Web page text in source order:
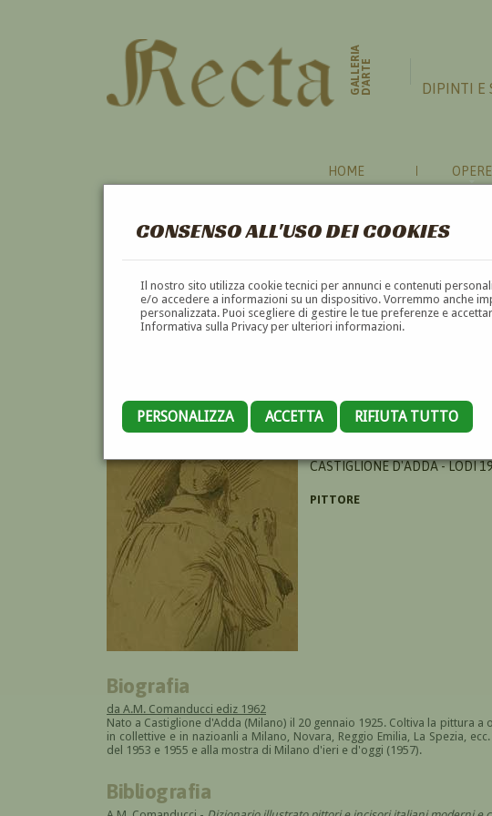
CONSENSO ALL'USO DEI COOKIES
Il nostro sito utilizza cookie tecnici per annunci e contenuti
e/o accedere a informazioni su un dispositivo. Vorremmo anche
personalizzata. Puoi scegliere di gestire le tue preferenze e
Informativa sulla Privacy per ulteriori informazioni.
PERSONALIZZA ACCETTA RIFIUTA TUTTO
GALLERIAD'ARTE DIPINTI E
HOME OPERE
LUIGI BRAMBATI
CASTIGLIONE D'ADDA - LODI
PITTORE
Biografia
da A.M. Comanducci ediz 1962
Nato a Castiglione d'Adda (Milano) il 20 gennaio 1925. Coltiva la pittura a
in collettive e in nazioanli a Milano, Novara, Reggio Emilia, La Spezia,
del 1953 e 1955 e alla mostra di Milano d'ieri e d'oggi (1957).
Bibliografia